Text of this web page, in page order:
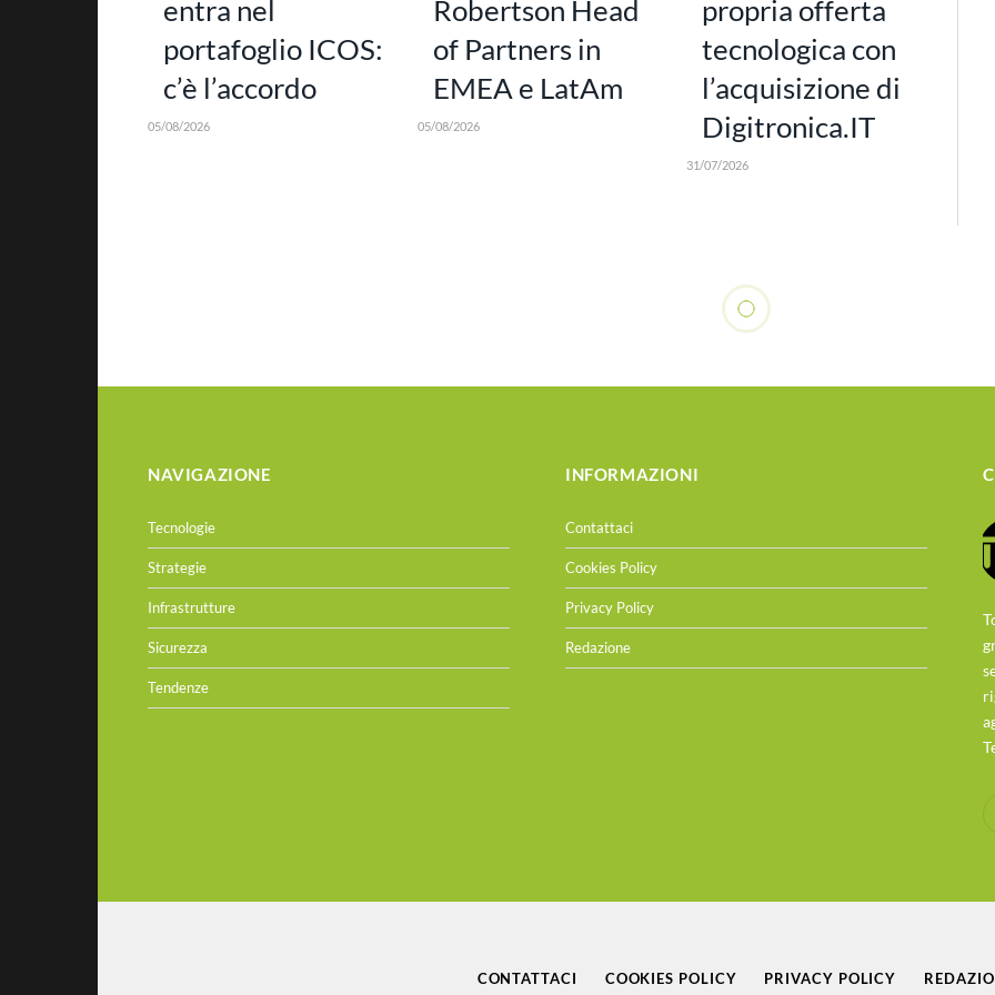
entra nel
portafoglio ICOS:
c’è l’accordo
05/08/2026
Robertson Head
of Partners in
EMEA e LatAm
05/08/2026
propria offerta
tecnologica con
l’acquisizione di
Digitronica.IT
31/07/2026
NAVIGAZIONE
Tecnologie
Strategie
Infrastrutture
Sicurezza
Tendenze
INFORMAZIONI
Contattaci
Cookies Policy
Privacy Policy
Redazione
CONTATTACI COOKIES POLICY PRIVACY POLICY